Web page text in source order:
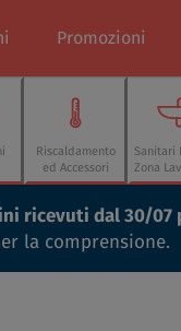
Promozioni
Riscaldamento
ed Accessori
Sanitari
Zona
ricevuti dal 30/07
la comprensione.